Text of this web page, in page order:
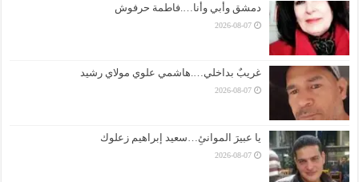
دمشق وأبي وأنا….فاطمة حرفوش
2026-08-07
غريبٌ بداخلي….هاشمي علوي مولاي رشيد
2026-08-07
يا عبيرَ الموانئِ…سعيد إبراهيم زعلوك
2026-08-07